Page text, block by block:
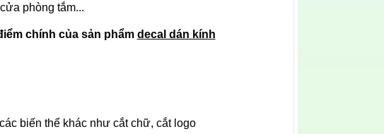
phòng tắm...
chính của sản phẩm decal dán kính
biến thể khác như cắt chữ, cắt logo